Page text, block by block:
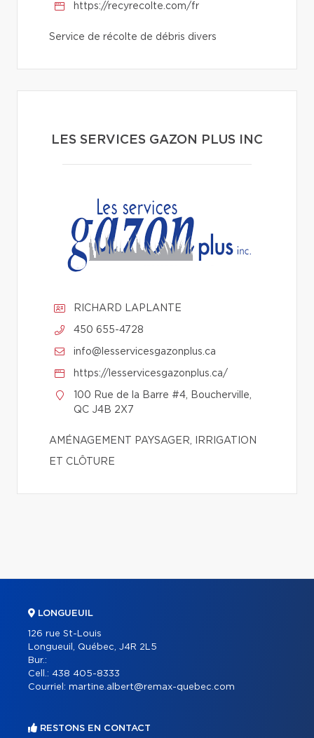
https://recyrecolte.com/fr
Service de récolte de débris divers
LES SERVICES GAZON PLUS INC
RICHARD LAPLANTE
450 655-4728
info@lesservicesgazonplus.ca
https://lesservicesgazonplus.ca/
100 Rue de la Barre #4, Boucherville,
QC J4B 2X7
AMÉNAGEMENT PAYSAGER, IRRIGATION
ET CLÔTURE
LONGUEUIL
126 rue St-Louis
Longueuil, Québec, J4R 2L5
Bur.:
Cell.: 438 405-8333
Courriel: martine.albert@remax-quebec.com
RESTONS EN CONTACT